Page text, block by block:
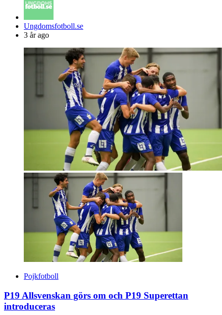
Posted
by
Ungdomsfotboll.se
3 år ago
Pojkfotboll
P19 Allsvenskan görs om och P19 Superettan
introduceras